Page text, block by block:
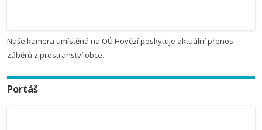
Naše kamera umístěná na OÚ Hovězí poskytuje aktuální přenos
záběrů z prostranství obce.
Portáš